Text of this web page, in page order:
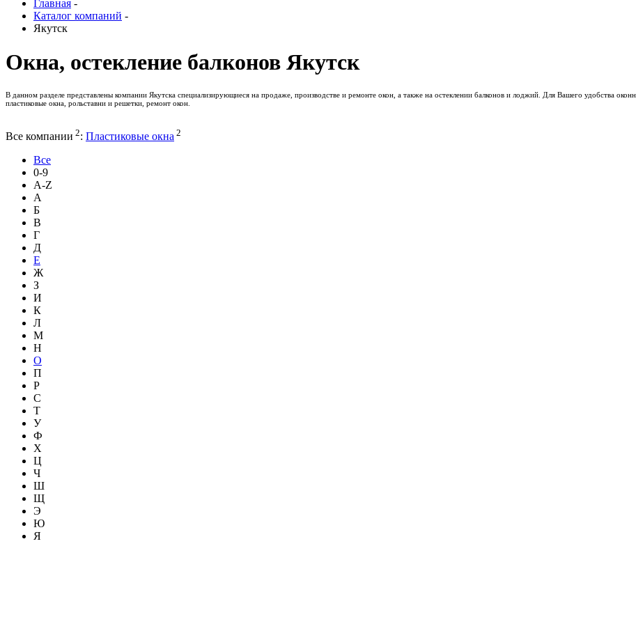
Главная -
Каталог компаний -
Якутск
Окна, остекление балконов Якутск
В данном разделе представлены компании Якутска специализирующиеся на продаже, производстве и ремонте окон, а также на остеклении балконов и лоджий. Для Вашего удобства
пластиковые окна, рольставни и решетки, ремонт окон.
Все компании 2: Пластиковые окна 2
Все
0-9
A-Z
А
Б
В
Г
Д
Е
Ж
З
И
К
Л
М
Н
О
П
Р
С
Т
У
Ф
Х
Ц
Ч
Ш
Щ
Э
Ю
Я